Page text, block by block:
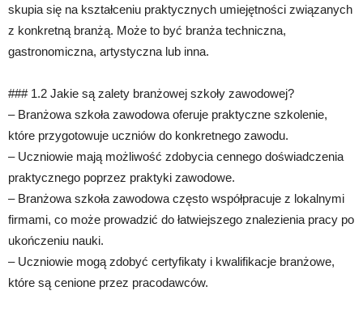
skupia się na kształceniu praktycznych umiejętności związanych
z konkretną branżą. Może to być branża techniczna,
gastronomiczna, artystyczna lub inna.
### 1.2 Jakie są zalety branżowej szkoły zawodowej?
– Branżowa szkoła zawodowa oferuje praktyczne szkolenie,
które przygotowuje uczniów do konkretnego zawodu.
– Uczniowie mają możliwość zdobycia cennego doświadczenia
praktycznego poprzez praktyki zawodowe.
– Branżowa szkoła zawodowa często współpracuje z lokalnymi
firmami, co może prowadzić do łatwiejszego znalezienia pracy po
ukończeniu nauki.
– Uczniowie mogą zdobyć certyfikaty i kwalifikacje branżowe,
które są cenione przez pracodawców.